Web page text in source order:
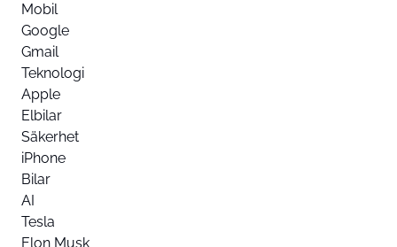
Mobil
Google
Gmail
Teknologi
Apple
Elbilar
Säkerhet
iPhone
Bilar
AI
Tesla
Elon Musk